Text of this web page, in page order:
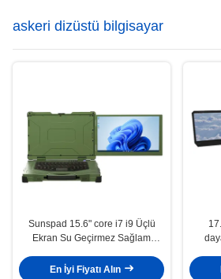
askeri dizüstü bilgisayar
Sunspad 15.6" core i7 i9 Üçlü
Ekran Su Geçirmez Sağlam
Bilgisayar
En İyi Fiyatı Alın